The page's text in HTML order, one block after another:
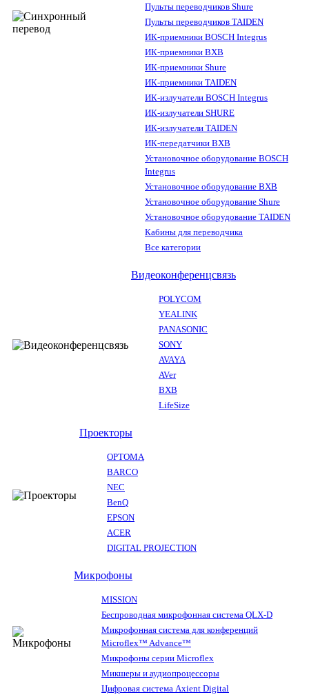
Пульты переводчиков Shure
Пульты переводчиков TAIDEN
ИК-приемники BOSCH Integrus
ИК-приемники BXB
ИК-приемники Shure
ИК-приемники TAIDEN
ИК-излучатели BOSCH Integrus
ИК-излучатели SHURE
ИК-излучатели TAIDEN
ИК-передатчики BXB
Установочное оборудование BOSCH
Integrus
Установочное оборудование BXB
Установочное оборудование Shure
Установочное оборудование TAIDEN
Кабины для переводчика
Все категории
Видеоконференцсвязь
POLYCOM
YEALINK
PANASONIC
SONY
AVAYA
AVer
BXB
LifeSize
Проекторы
OPTOMA
BARCO
NEC
BenQ
EPSON
ACER
DIGITAL PROJECTION
Микрофоны
MISSION
Беспроводная микрофонная система QLX-D
Микрофонная система для конференций
Microflex™ Advance™
Микрофоны серии Microflex
Микшеры и аудиопроцессоры
Цифровая система Axient Digital